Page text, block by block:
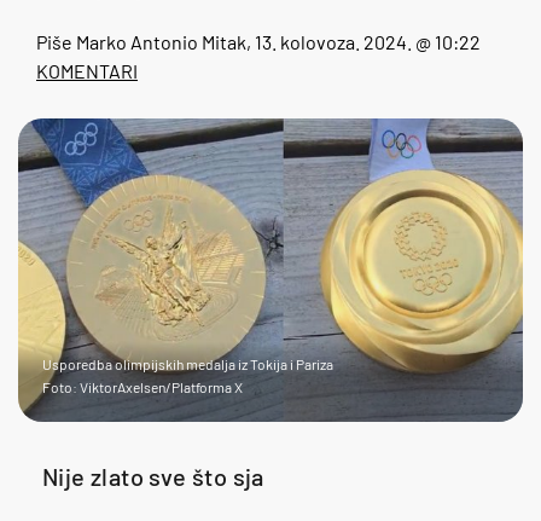
Piše Marko Antonio Mitak, 13. kolovoza. 2024. @ 10:22
KOMENTARI
Usporedba olimpijskih medalja iz Tokija i Pariza
Foto: ViktorAxelsen/Platforma X
Nije zlato sve što sja